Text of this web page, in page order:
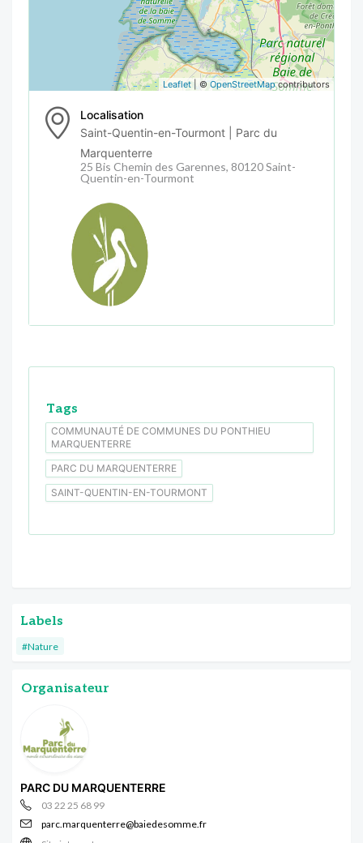
Leaflet | © OpenStreetMapcontributors
Localisation
Saint-Quentin-en-Tourmont | Parc du
Marquenterre
25 Bis Chemin des Garennes, 80120 Saint-
Quentin-en-Tourmont
Tags
COMMUNAUTÉ DE COMMUNES DU PONTHIEU
MARQUENTERRE
PARC DU MARQUENTERRE
SAINT-QUENTIN-EN-TOURMONT
Labels
#Nature
Organisateur
PARC DU MARQUENTERRE
03 22 25 68 99
parc.marquenterre@baiedesomme.fr